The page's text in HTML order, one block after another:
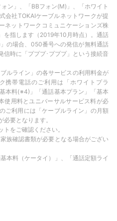
ン」、「BBフォン(M)」、「ホワイト
会社TOKAIケーブルネットワークが提
ネットワークコミュニケーションズ株
を指します（2019年10月時点）。通話
の場合、050番号への発信が無料通話
信時に「プププ･プププ」という接続音
ルライン」の各サービスの利用料金が
携帯電話のご利用は「ホワイトプラ
本料(※4)」「通話基本プラン」「基本
使用料とユニバーサルサービス料が必
ご利用には「ケーブルライン」の月額
要となります。
をご確認ください。
族確認書類が必要となる場合がござい
本料（ケータイ）」、「通話定額ライ